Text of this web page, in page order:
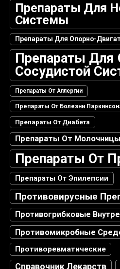
Препараты Для
Системы
Препараты Для Опорно-
Препараты Для
Сосудистой
Препараты От Аллергии
Препараты От Болезни
Препараты От Диабета
Препараты От Молочницы
Препараты От
Препараты От Эпилепсии
Противовирусные
Противогрибковые
Противомикробные
Противоревматические
Справочник Лекарств